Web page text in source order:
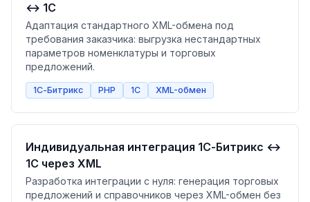
↔ 1С
Адаптация стандартного XML-обмена под
требования заказчика: выгрузка нестандартных
параметров номенклатуры и торговых
предложений.
1С-Битрикс PHP 1С XML-обмен
Индивидуальная интеграция 1С-Битрикс ↔
1С через XML
Разработка интеграции с нуля: генерация торговых
предложений и справочников через XML-обмен без